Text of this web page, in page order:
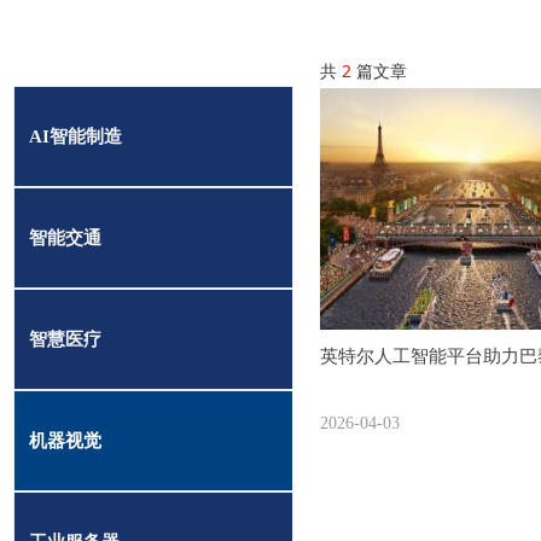
共 2 篇文章
英特尔人工智能平台助力
2026-04-03
AI智能制造
智能交通
智慧医疗
机器视觉